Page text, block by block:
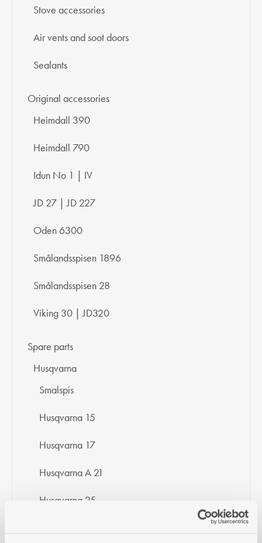
Stove accessories
Air vents and soot doors
Sealants
Original accessories
Heimdall 390
Heimdall 790
Idun No 1 | IV
JD 27 | JD 227
Oden 6300
Smålandsspisen 1896
Smålandsspisen 28
Viking 30 | JD320
Spare parts
Husqvarna
Smalspis
Husqvarna 15
Husqvarna 17
Husqvarna A 21
Husqvarna 25